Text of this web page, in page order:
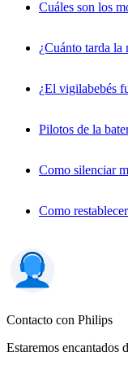
Cuáles son los
¿Cuánto tarda
¿El vigilabebés
Pilotos de la
Como silenciar
Como
Contacto con Philips
Estaremos encantados